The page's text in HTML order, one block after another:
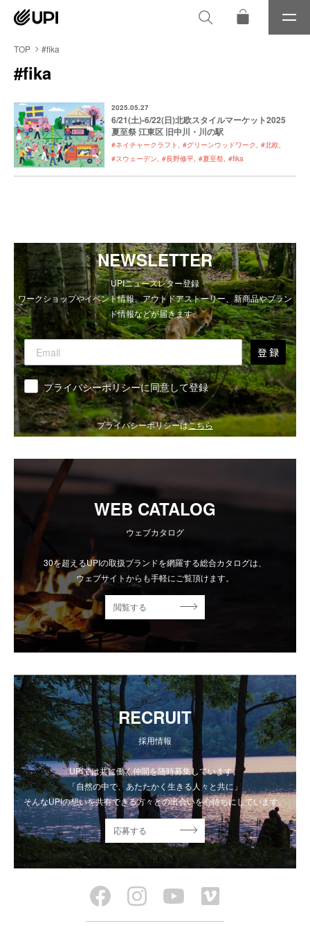
メ
ニ
TOP #fika
#fika
2025.05.27
6/21(土)-6/22(日)北欧スタイルマーケット2025
夏至祭 江東区 旧中川・川の駅
#ネイチャークラフト #グリーンウッドワーク
#北欧
#スウェーデン #長野修平 #夏至祭 #fika
NEWSLETTER
UPIニュースレター登録
ワークショップやイベント情報、アウトドアストーリー、新商品やブラン
ド情報などが届きます。
登 録
同意 プライバシーポリシーに同意して登録
プライバシーポリシーはこちら
WEB CATALOG
ウェブカタログ
30を超えるUPIの取扱ブランドを網羅する総合カタログは、
ウェブサイトからも手軽にご覧頂けます。
閲覧する
RECRUIT
採用情報
UPIでは共に働く仲間を随時募集しています。
「自然の中で、あたたかく生きる人々と共に」
そんなUPIの想いを共有できる方々との出会いを心待ちにしています。
応募する